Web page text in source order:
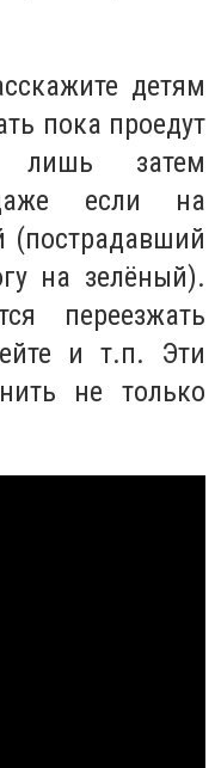
детям
пока проедут
лишь затем
если на
(пострадавший
на зелёный).
переезжать
и т.п. Эти
не только